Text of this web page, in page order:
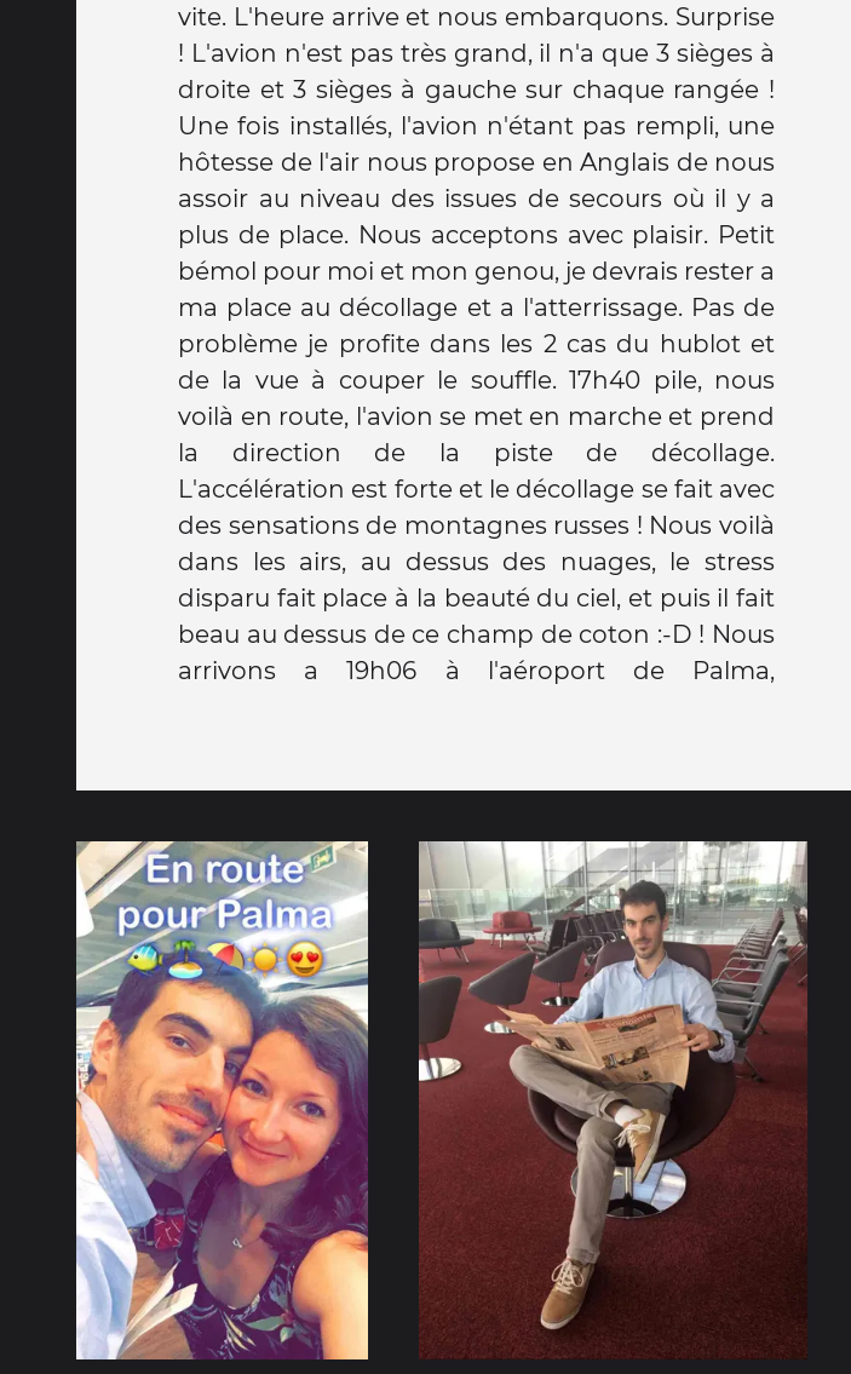
vite. L'heure arrive et nous embarquons. Surprise
! L'avion n'est pas très grand, il n'a que 3 sièges à
droite et 3 sièges à gauche sur chaque rangée !
Une fois installés, l'avion n'étant pas rempli, une
hôtesse de l'air nous propose en Anglais de nous
assoir au niveau des issues de secours où il y a
plus de place. Nous acceptons avec plaisir. Petit
bémol pour moi et mon genou, je devrais rester a
ma place au décollage et a l'atterrissage. Pas de
problème je profite dans les 2 cas du hublot et
de la vue à couper le souffle. 17h40 pile, nous
voilà en route, l'avion se met en marche et prend
la direction de la piste de décollage.
L'accélération est forte et le décollage se fait avec
des sensations de montagnes russes ! Nous voilà
dans les airs, au dessus des nuages, le stress
disparu fait place à la beauté du ciel, et puis il fait
beau au dessus de ce champ de coton :-D ! Nous
arrivons a 19h06 à l'aéroport de Palma,
d'appréhension. Et finalement, bonne surprise
(exceptés les 2 lits simples collés qui ne plaisent
pas trop à monsieur ;-p) la chambre est neuve et
propre et nous avons une belle salle de bain.
Tout est réuni pour que la semaine se passe bien.
Nous décidons de terminer la journée en allant
prendre un verre au bar ambiance du club (après
tout, le all inclusive c'est fait pour ça !). Soirée
club, les animateurs nous font bien rire. Retour
au bungalow rejoindre Morphée et à demain